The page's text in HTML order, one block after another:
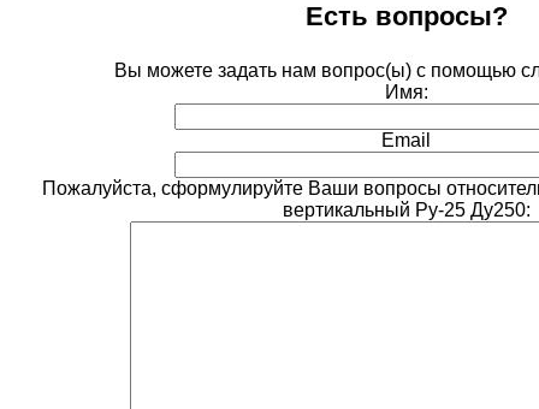
Есть вопросы?
Вы можете задать нам вопрос(ы) с помощью
Имя:
Email
Пожалуйста, сформулируйте Ваши вопросы
вертикальный Ру-25 Ду250: